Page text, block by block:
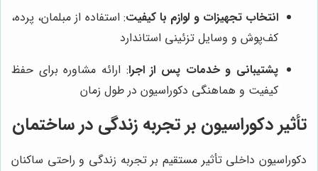
انتخاب تجهیزات و لوازم با کیفیت: استفاده از مبلمان، پرده،
کف‌پوش و وسایل تزئینی استاندارد
پشتیبانی و خدمات پس از اجرا: ارائه مشاوره برای حفظ
کیفیت و هماهنگی دکوراسیون در طول زمان
تأثیر دکوراسیون بر تجربه زندگی در ساختمان
دکوراسیون داخلی تأثیر مستقیم بر تجربه زندگی و راحتی ساکنان